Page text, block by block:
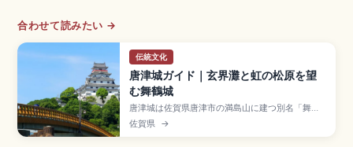
合わせて読みたい →
伝統文化
唐津城ガイド｜玄界灘と虹の松原を望
む舞鶴城
唐津城は佐賀県唐津市の満島山に建つ別名「舞鶴
城」で、寺沢広高が1608年に完成させた歴史的な
城。天守閣5階展望フロア(大人500円)から玄界灘
佐賀県 →